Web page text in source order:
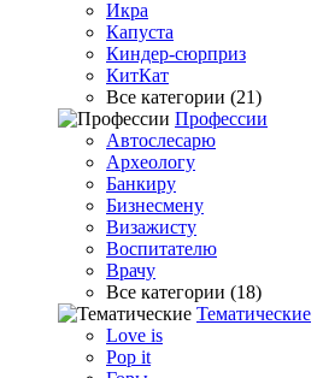
Икра
Капуста
Киндер-сюрприз
КитКат
Все категории (21)
Профессии
Автослесарю
Археологу
Банкиру
Бизнесмену
Визажисту
Воспитателю
Врачу
Все категории (18)
Тематические
Love is
Pop it